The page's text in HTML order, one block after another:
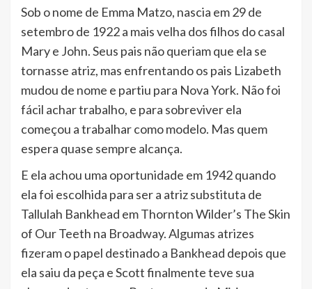
Sob o nome de Emma Matzo, nascia em 29 de
setembro de 1922 a mais velha dos filhos do casal
Mary e John. Seus pais não queriam que ela se
tornasse atriz, mas enfrentando os pais Lizabeth
mudou de nome e partiu para Nova York. Não foi
fácil achar trabalho, e para sobreviver ela
começou a trabalhar como modelo. Mas quem
espera quase sempre alcança.
E ela achou uma oportunidade em 1942 quando
ela foi escolhida para ser a atriz substituta de
Tallulah Bankhead em Thornton Wilder’s The Skin
of Our Teeth na Broadway. Algumas atrizes
fizeram o papel destinado a Bankhead depois que
ela saiu da peça e Scott finalmente teve sua